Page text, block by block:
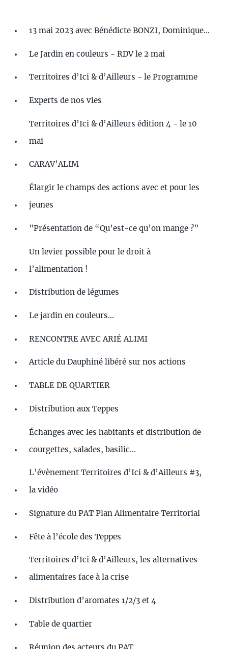
13 mai 2023 avec Bénédicte BONZI, Dominique...
Le Jardin en couleurs - RDV le 2 mai
Territoires d’Ici & d’Ailleurs - le Programme
Experts de nos vies
Territoires d’Ici & d’Ailleurs édition 4 - le 10
mai
CARAV’ALIM
Élargir le champs des actions avec et pour les
jeunes
"Présentation de “Qu’est-ce qu’on mange ?”
Un levier possible pour le droit à
l’alimentation !
Distribution de légumes
Le jardin en couleurs...
RENCONTRE AVEC ARIÉ ALIMI
Article du Dauphiné libéré sur nos actions
TABLE DE QUARTIER
Distribution aux Teppes
Échanges avec les habitants et distribution de
courgettes, salades, basilic...
L’évènement Territoires d’Ici & d’Ailleurs #3,
la vidéo
Signature du PAT Plan Alimentaire Territorial
Fête à l’école des Teppes
Territoires d’Ici & d’Ailleurs, les alternatives
alimentaires face à la crise
Distribution d’aromates 1/2/3 et 4
Table de quartier